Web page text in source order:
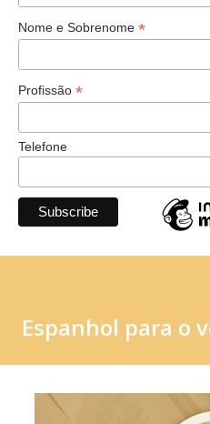
Nome e Sobrenome *
Profissão *
Telefone
Espanhol para o